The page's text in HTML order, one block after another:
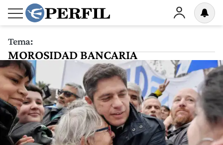
Tema:
MOROSIDAD BANCARIA